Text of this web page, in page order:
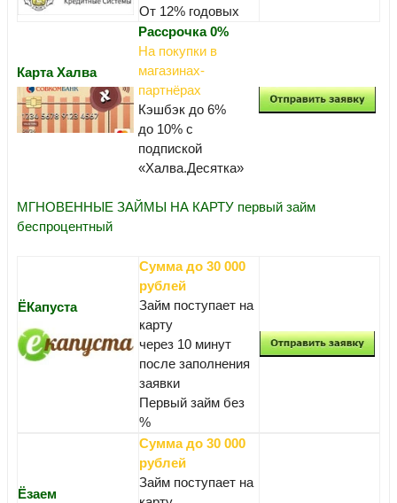
От 12% годовых
Карта Халва
Рассрочка 0%
На покупки в
магазинах-
партнёрах
Кэшбэк до 6%
до 10% с
подпиской
«Халва.Десятка»
МГНОВЕННЫЕ ЗАЙМЫ НА КАРТУ первый займ
беспроцентный
ЁКапуста
Сумма до 30 000
рублей
Займ поступает на
карту
через 10 минут
после заполнения
заявки
Первый займ без
%
Ёзаем
Сумма до 30 000
рублей
Займ поступает на